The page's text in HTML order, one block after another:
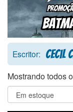
Escritor: Cecil
Mostrando todos